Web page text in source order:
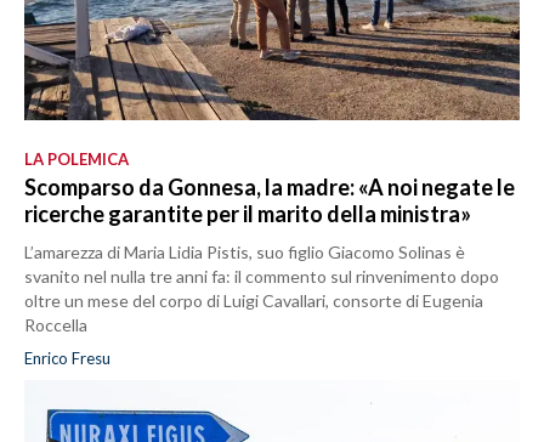
LA POLEMICA
Scomparso da Gonnesa, la madre: «A noi negate le
ricerche garantite per il marito della ministra»
L’amarezza di Maria Lidia Pistis, suo figlio Giacomo Solinas è
svanito nel nulla tre anni fa: il commento sul rinvenimento dopo
oltre un mese del corpo di Luigi Cavallari, consorte di Eugenia
Roccella
Enrico Fresu